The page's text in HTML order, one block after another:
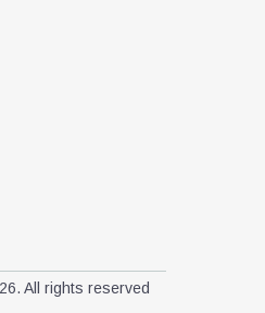
All rights reserved